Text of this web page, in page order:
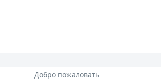
Добро пожаловать